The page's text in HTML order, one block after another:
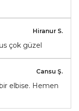
Hiranur S.
çok güzel
Cansu Ş.
elbise. Hemen